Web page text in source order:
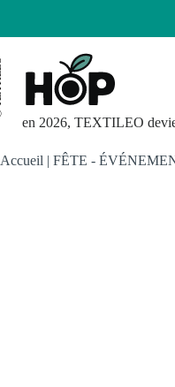
contenu
en 2026, TEXTILEO
Accueil | FÊTE -